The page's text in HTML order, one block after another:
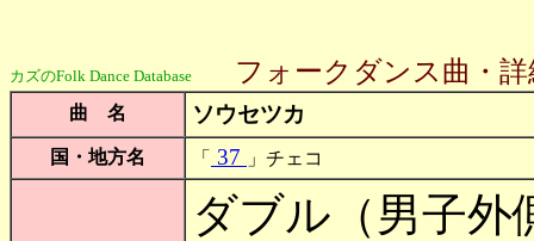
カズのFolk Dance Database フォークダンス曲・詳
曲 名 ソウセツカ
国・地方名 「 37 」チェコ
ダブル（男子